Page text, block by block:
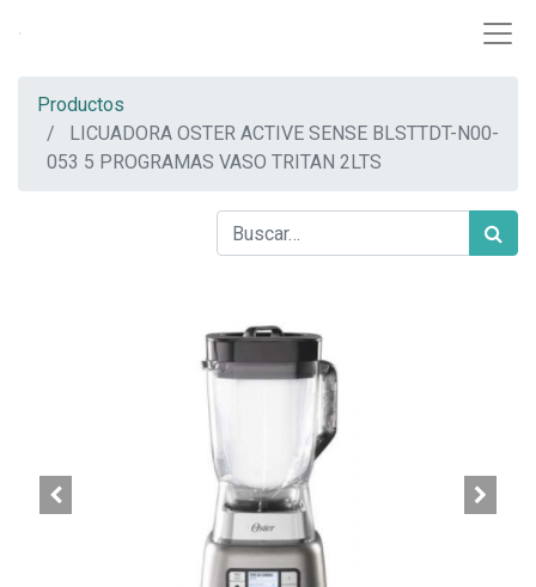
Productos
LICUADORA OSTER ACTIVE SENSE BLSTTDT-N00-
053 5 PROGRAMAS VASO TRITAN 2LTS